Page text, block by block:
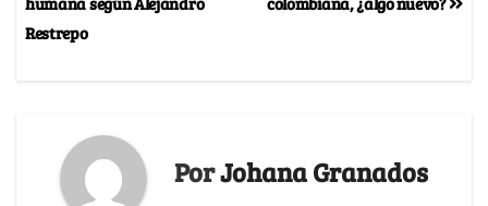
Restrepo
PorJohana Granados